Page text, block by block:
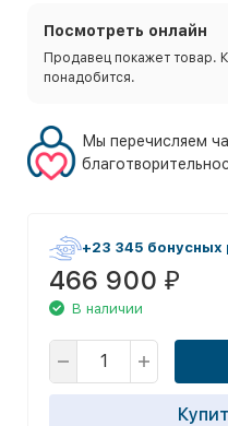
Посмотреть онлайн
Продавец покажет товар.
понадобится.
Мы перечисляем
+23 345 бонусных
466 900 ₽
В наличии